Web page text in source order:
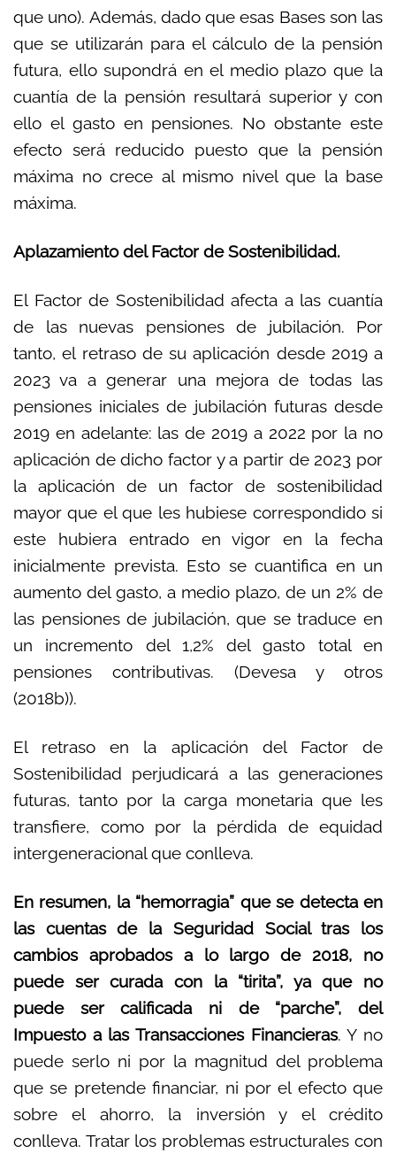
que uno). Además, dado que esas Bases son las
que se utilizarán para el cálculo de la pensión
futura, ello supondrá en el medio plazo que la
cuantía de la pensión resultará superior y con
ello el gasto en pensiones. No obstante este
efecto será reducido puesto que la pensión
máxima no crece al mismo nivel que la base
máxima.
Aplazamiento del Factor de Sostenibilidad.
El Factor de Sostenibilidad afecta a las cuantía
de las nuevas pensiones de jubilación. Por
tanto, el retraso de su aplicación desde 2019 a
2023 va a generar una mejora de todas las
pensiones iniciales de jubilación futuras desde
2019 en adelante: las de 2019 a 2022 por la no
aplicación de dicho factor y a partir de 2023 por
la aplicación de un factor de sostenibilidad
mayor que el que les hubiese correspondido si
este hubiera entrado en vigor en la fecha
inicialmente prevista. Esto se cuantifica en un
aumento del gasto, a medio plazo, de un 2% de
las pensiones de jubilación, que se traduce en
un incremento del 1,2% del gasto total en
pensiones contributivas. (Devesa y otros
(2018b)).
El retraso en la aplicación del Factor de
Sostenibilidad perjudicará a las generaciones
futuras, tanto por la carga monetaria que les
transfiere, como por la pérdida de equidad
intergeneracional que conlleva.
En resumen, la “hemorragia” que se detecta en
las cuentas de la Seguridad Social tras los
cambios aprobados a lo largo de 2018, no
puede ser curada con la “tirita”, ya que no
puede ser calificada ni de “parche”, del
Impuesto a las Transacciones Financieras. Y no
puede serlo ni por la magnitud del problema
que se pretende financiar, ni por el efecto que
sobre el ahorro, la inversión y el crédito
conlleva. Tratar los problemas estructurales con